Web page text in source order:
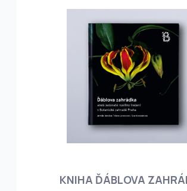
KNIHA ĎÁBLOVA